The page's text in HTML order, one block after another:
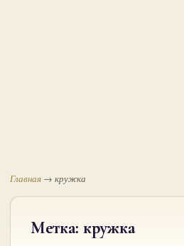
Главная → кружка
Метка: кружка